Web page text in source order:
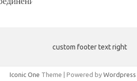
custom footer text right
Iconic One Theme | Powered by Wordpress